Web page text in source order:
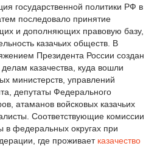
государ­ственной политики РФ в
последовало принятие
и дополняющих правовую базу,
казачьих обществ. В
Президента России создан
казачества, куда вошли
министерств, управлений
депутаты Федерального
атаманов войсковых казачьих
Соответствую­щие комиссии
в федеральных окру­гах при
где проживает казачество